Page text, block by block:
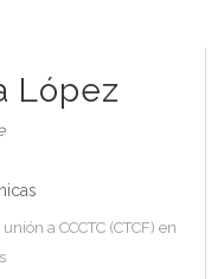
López
a CCCTC (CTCF) en